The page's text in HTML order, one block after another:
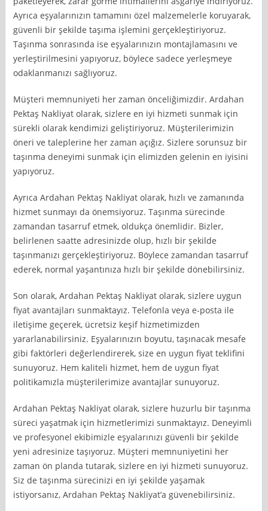
Ayrıca eşyalarınızın tamamını özel malzemelerle koruyarak,
güvenli bir şekilde taşıma işlemini gerçekleştiriyoruz.
Taşınma sonrasında ise eşyalarınızın montajlamasını ve
yerleştirilmesini yapıyoruz, böylece sadece yerleşmeye
odaklanmanızı sağlıyoruz.
Müşteri memnuniyeti her zaman önceliğimizdir. Ardahan
Pektaş Nakliyat olarak, sizlere en iyi hizmeti sunmak için
sürekli olarak kendimizi geliştiriyoruz. Müşterilerimizin
öneri ve taleplerine her zaman açığız. Sizlere sorunsuz bir
taşınma deneyimi sunmak için elimizden gelenin en iyisini
yapıyoruz.
Ayrıca Ardahan Pektaş Nakliyat olarak, hızlı ve zamanında
hizmet sunmayı da önemsiyoruz. Taşınma sürecinde
zamandan tasarruf etmek, oldukça önemlidir. Bizler,
belirlenen saatte adresinizde olup, hızlı bir şekilde
taşınmanızı gerçekleştiriyoruz. Böylece zamandan tasarruf
ederek, normal yaşantınıza hızlı bir şekilde dönebilirsiniz.
Son olarak, Ardahan Pektaş Nakliyat olarak, sizlere uygun
fiyat avantajları sunmaktayız. Telefonla veya e-posta ile
iletişime geçerek, ücretsiz keşif hizmetimizden
yararlanabilirsiniz. Eşyalarınızın boyutu, taşınacak mesafe
gibi faktörleri değerlendirerek, size en uygun fiyat teklifini
sunuyoruz. Hem kaliteli hizmet, hem de uygun fiyat
politikamızla müşterilerimize avantajlar sunuyoruz.
Ardahan Pektaş Nakliyat olarak, sizlere huzurlu bir taşınma
süreci yaşatmak için hizmetlerimizi sunmaktayız. Deneyimli
ve profesyonel ekibimizle eşyalarınızı güvenli bir şekilde
yeni adresinize taşıyoruz. Müşteri memnuniyetini her
zaman ön planda tutarak, sizlere en iyi hizmeti sunuyoruz.
Siz de taşınma sürecinizi en iyi şekilde yaşamak
istiyorsanız, Ardahan Pektaş Nakliyat’a güvenebilirsiniz.